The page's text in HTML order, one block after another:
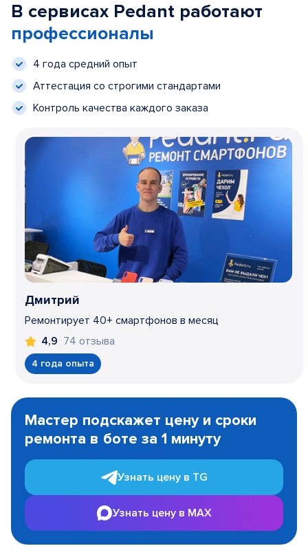
В сервисах Pedant работают
профессионалы
4 года средний опыт
Аттестация со строгими стандартами
Контроль качества каждого заказа
Дмитрий
Ремонтирует 40+ смартфонов в месяц
4,9 74 отзыва
4 года опыта
1
Мастер подскажет цену и сроки
ремонта в боте за 1 минуту
Узнать цену в TG
Узнать цену в MAX